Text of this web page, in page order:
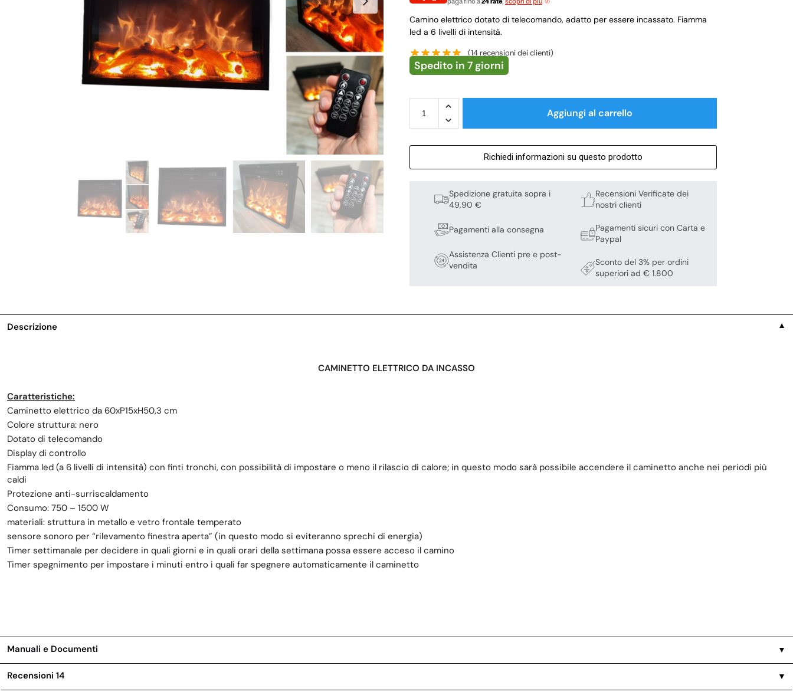
Camino elettrico dotato di telecomando, adatto per essere incassato. Fiamma
led a 6 livelli di intensità.
(14 recensioni dei clienti)
Spedito in 7 giorni
Aggiungi al carrello
Richiedi informazioni su questo prodotto
Spedizione gratuita sopra i
49,90 €
Pagamenti alla consegna
Assistenza Clienti pre e post-
vendita
Recensioni Verificate dei
nostri clienti
Pagamenti sicuri con Carta e
Paypal
Sconto del 3% per ordini
superiori ad € 1.800
Descrizione ▼
CAMINETTO ELETTRICO DA INCASSO
Caratteristiche:
Caminetto elettrico da 60xP15xH50,3 cm
Colore struttura: nero
Dotato di telecomando
Display di controllo
Fiamma led (a 6 livelli di intensità) con finti tronchi, con possibilità di impostare o meno il rilascio di calore; in questo modo sarà possibile accendere il caminetto anche nei periodi più
caldi
Protezione anti-surriscaldamento
Consumo: 750 – 1500 W
materiali: struttura in metallo e vetro frontale temperato
sensore sonoro per “rilevamento finestra aperta” (in questo modo si eviteranno sprechi di energia)
Timer settimanale per decidere in quali giorni e in quali orari della settimana possa essere acceso il camino
Timer spegnimento per impostare i minuti entro i quali far spegnere automaticamente il caminetto
Manuali e Documenti ▼
Recensioni 14 ▼